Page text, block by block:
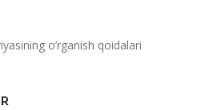
o’rganish qoidalari